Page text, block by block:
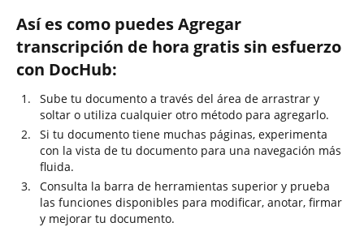
Así es como puedes Agregar
transcripción de hora gratis sin esfuerzo
con DocHub:
Sube tu documento a través del área de arrastrar y
soltar o utiliza cualquier otro método para agregarlo.
Si tu documento tiene muchas páginas, experimenta
con la vista de tu documento para una navegación más
fluida.
Consulta la barra de herramientas superior y prueba
las funciones disponibles para modificar, anotar, firmar
y mejorar tu documento.